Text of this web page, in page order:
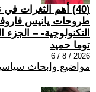
(40) أهم الثغرات
طروحات يانيس
التكنولوجية- – الجزء
توما حميد
2026 / 8 / 6
مواضيع وابحاث